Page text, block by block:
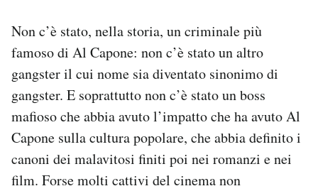
SHOP
CALENDARIO
AREA PERSONALE
Area Personale
Newsletter
Non c’è stato, nella storia, un criminale più
famoso di Al Capone: non c’è stato un altro
gangster il cui nome sia diventato sinonimo di
gangster. E soprattutto non c’è stato un boss
mafioso che abbia avuto l’impatto che ha avuto Al
Capone sulla cultura popolare, che abbia definito i
canoni dei malavitosi finiti poi nei romanzi e nei
film. Forse molti cattivi del cinema non